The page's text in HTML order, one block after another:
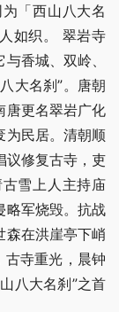
「西山八大名
如织。 翠岩寺
香城、双岭、
大名刹”。唐朝
唐更名翠岩广化
为民居。清朝顺
议修复古寺，吏
雪上人主持庙
略军烧毁。抗战
森在洪崖亭下峭
古寺重光，晨钟
八大名刹”之首